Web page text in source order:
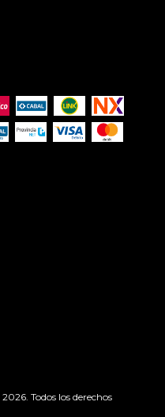
Todos los derechos